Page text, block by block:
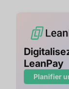
LeanPay
Planifier